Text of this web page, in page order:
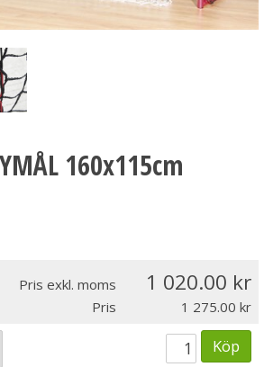
160x115cm
Pris exkl. moms 1 020.00
Pris 1 275.00
Köp